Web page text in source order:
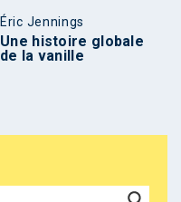
Éric Jennings
Une histoire globale
de la vanille